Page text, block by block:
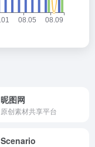
昵图网
原创素材共享平台
Scenario